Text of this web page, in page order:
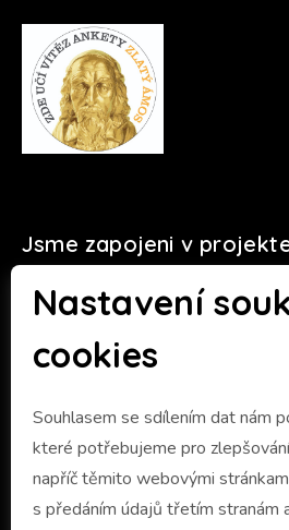
Nastavení
cookies
Souhlasem se sdílením dat nám
které potřebujeme pro
napříč těmito webovými stránkami. Dále
s předáním údajů třetím stranám
Jsme zapojeni v